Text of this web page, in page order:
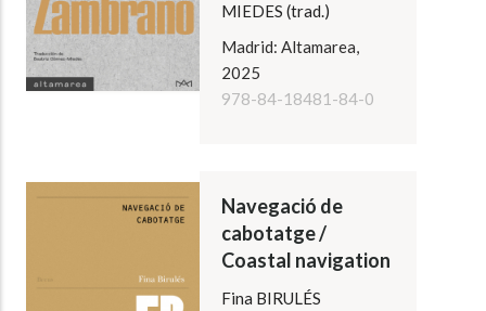
MIEDES (trad.)
Madrid: Altamarea,
2025
978-84-18481-84-0
Navegació de
cabotatge /
Coastal navigation
Fina BIRULÉS